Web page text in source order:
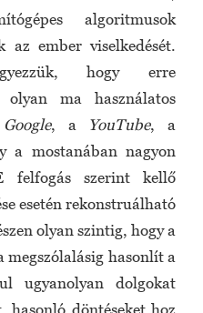
algoritmusok
az ember viselkedését.
hogy erre
ma használatos
Google, a YouTube, a
a mostanában nagyon
felfogás szerint kellő
esetén rekonstruálható
olyan szintig, hogy a
hasonlít a
ugyanolyan dolgokat